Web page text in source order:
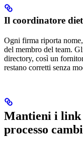
Il coordinatore
Ogni firma riporta
del membro del team.
directory, così un
restano corretti senza
Mantieni i link
processo